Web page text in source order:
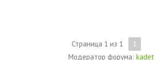
Страница 1 из 1
1
Модератор форума: kadet